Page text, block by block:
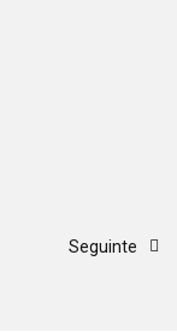
Seguinte